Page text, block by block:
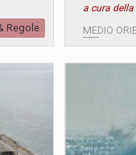
Regole
a cura
MEDIO